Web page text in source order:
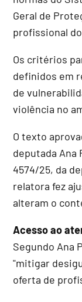
Geral de
profissional
Os critérios
definidos em
de
violência no
O texto
deputada Ana
4574/25, da
relatora fez
alteram o
Acesso ao
Segundo Ana
"mitigar
oferta de